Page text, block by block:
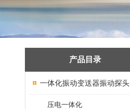
产品目录
一体化振动变送器振动探头
压电一体化